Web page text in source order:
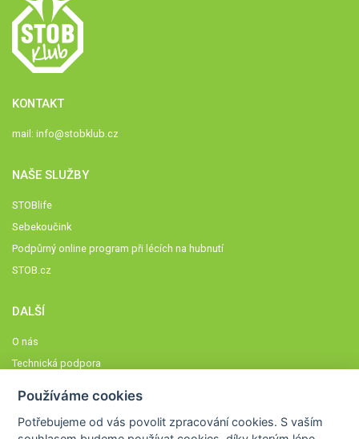
KONTAKT
mail: info@stobklub.cz
NAŠE SLUŽBY
STOBlife
Sebekoučink
Podpůrný online program při lécích na hubnutí
STOB.cz
DALŠÍ
O nás
Technická podpora
Členové STOBklubu
Používáme cookies
Potřebujeme od vás povolit zpracování cookies. S vaším